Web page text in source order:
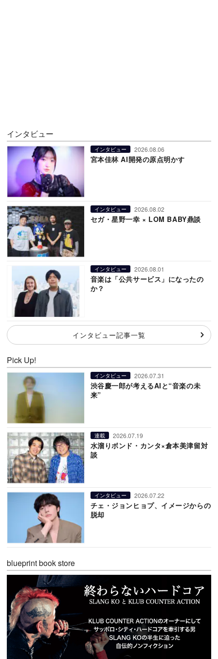
インタビュー
インタビュー 2026.08.06
宮本佳林 AI開発の原点明かす
インタビュー 2026.08.02
セガ・星野一幸 × LOM BABY鼎談
インタビュー 2026.08.01
音楽は「公共サービス」になったの
か？
インタビュー記事一覧
Pick Up!
インタビュー 2026.07.31
渋谷慶一郎が考えるAIと“音楽の未
来”
連載 2026.07.19
水溜りボンド・カンタ×倉本美津留対
談
インタビュー 2026.07.22
チェ・ジョンヒョプ、イメージからの
脱却
blueprint book store